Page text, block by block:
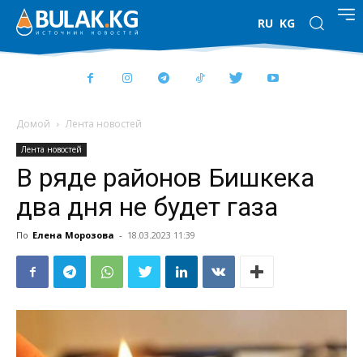
RU KG
Домой Лента новостей
Лента новостей
В ряде районов Бишкека
два дня не будет газа
По Елена Морозова - 18.03.2023 11:39